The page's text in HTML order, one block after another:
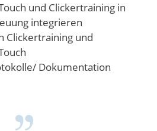
und Clickertraining in
integrieren
Clickertraining und
Dokumentation